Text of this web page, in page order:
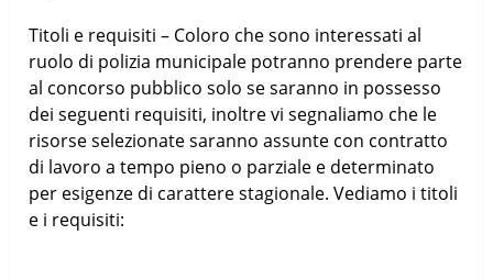
Titoli e requisiti – Coloro che sono interessati al
ruolo di polizia municipale potranno prendere parte
al concorso pubblico solo se saranno in possesso
dei seguenti requisiti, inoltre vi segnaliamo che le
risorse selezionate saranno assunte con contratto
di lavoro a tempo pieno o parziale e determinato
per esigenze di carattere stagionale. Vediamo i titoli
e i requisiti: